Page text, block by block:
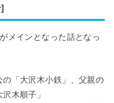
メインとなった話となっ
「大沢木小鉄」、父親の
木順子」